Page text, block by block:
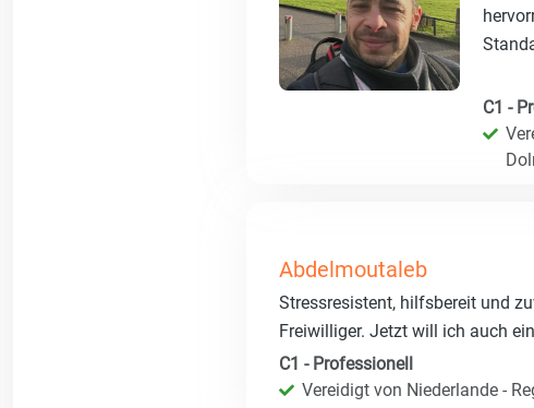
C1 -
Abdelmoutaleb
Stressresistent, hilfsbereit und
Freiwilliger. Jetzt will ich auch
C1 - Professionell
Vereidigt von Niederlande -